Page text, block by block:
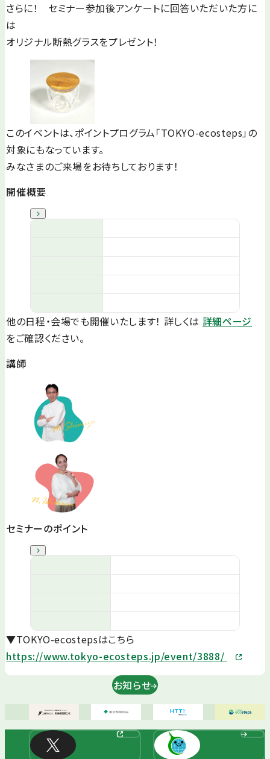
さらに！ セミナー参加後アンケートに回答いただいた方に
は
オリジナル断熱グラスをプレゼント！
このイベントは、ポイントプログラム「TOKYO-ecosteps」の
対象にもなっています。
みなさまのご来場をお待ちしております！
開催概要
他の日程・会場でも開催いたします！ 詳しくは 詳細ページ
をご確認ください。
講師
セミナーのポイント
▼TOKYO-ecostepsはこちら
https://www.tokyo-ecosteps.jp/event/3888/
お知らせ